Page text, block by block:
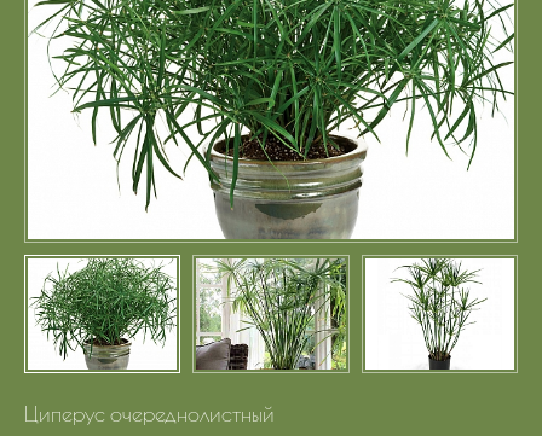
Циперус очереднолистный
Контакты